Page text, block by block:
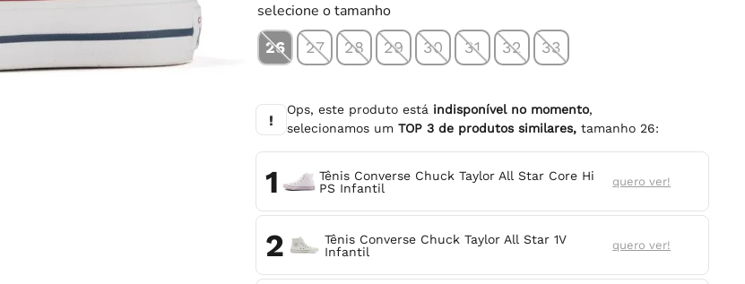
selecione o tamanho
26 27 28 29 30 31 32 33
!
Ops, este produto está indisponível no momento,
selecionamos umTOP3 de produtos similares, tamanho 26:
1
Tênis Converse Chuck Taylor All Star Core Hi
PS Infantil
quero ver!
2
Tênis Converse Chuck Taylor All Star 1V
Infantil
quero ver!